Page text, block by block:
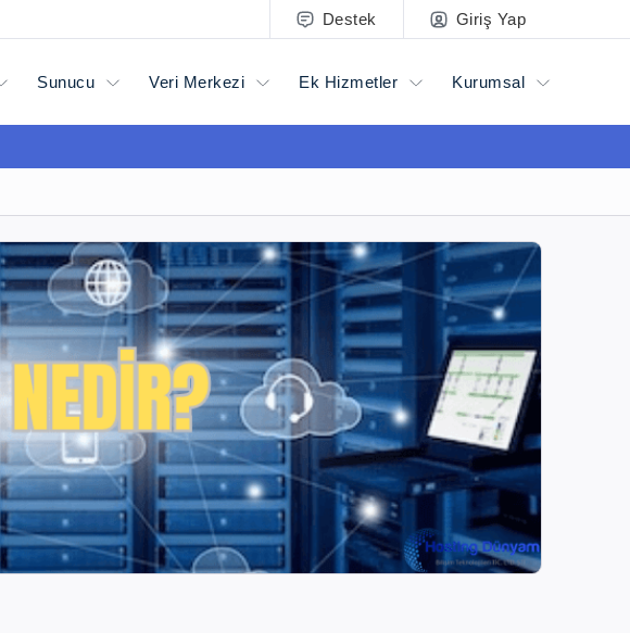
Destek Giriş Yap
Sunucu Veri Merkezi Ek Hizmetler Kurumsal